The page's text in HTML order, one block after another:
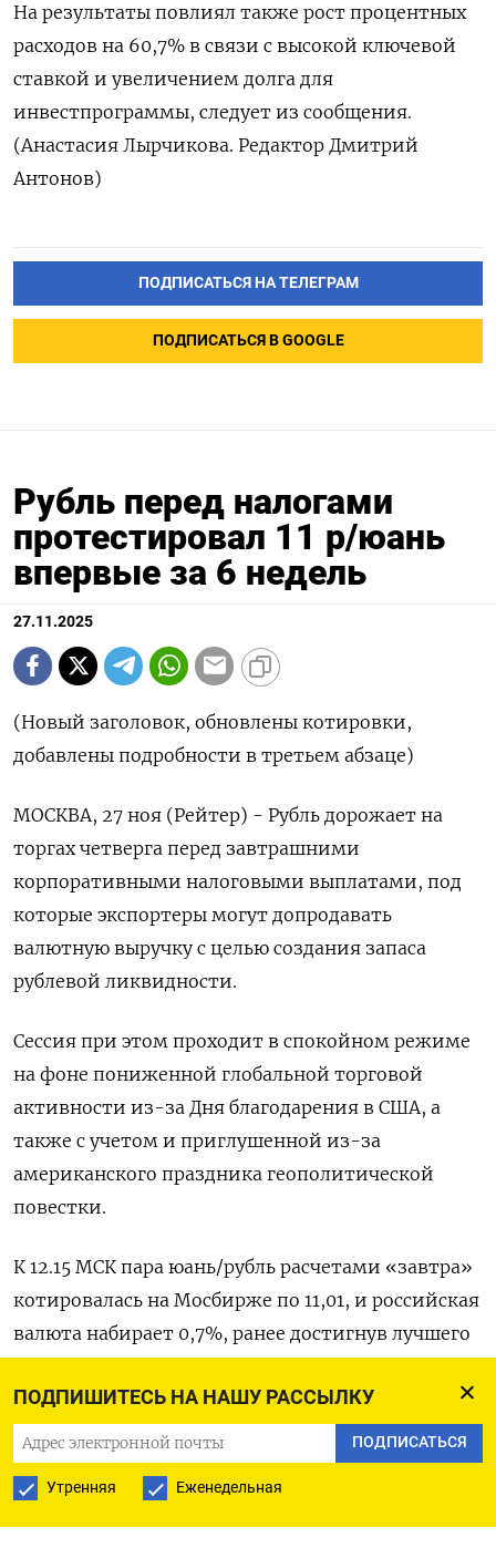
ПОДПИШИТЕСЬ НА НАШУ РАССЫЛКУ
ПОДПИСАТЬСЯ
Утренняя Еженедельная
На результаты повлиял также рост процентных
расходов на 60,7% в связи с высокой ключевой
ставкой и увеличением долга для
инвестпрограммы, следует из сообщения.
(Анастасия Лырчикова. Редактор Дмитрий
Антонов)
ПОДПИСАТЬСЯ НА ТЕЛЕГРАМ
ПОДПИСАТЬСЯ В GOOGLE
Рубль перед налогами
протестировал 11 р/юань
впервые за 6 недель
27.11.2025
(Новый заголовок, обновлены котировки,
добавлены подробности в третьем абзаце)
МОСКВА, 27 ноя (Рейтер) - Рубль дорожает на
торгах четверга перед завтрашними
корпоративными налоговыми выплатами, под
которые экспортеры могут допродавать
валютную выручку с целью создания запаса
рублевой ликвидности.
Сессия при этом проходит в спокойном режиме
на фоне пониженной глобальной торговой
активности из-за Дня благодарения в США, а
также с учетом и приглушенной из-за
американского праздника геополитической
повестки.
К 12.15 МСК пара юань/рубль расчетами «завтра»
котировалась на Мосбирже по 11,01, и российская
валюта набирает 0,7%, ранее достигнув лучшего
На форексе пара доллар/рубль котировалась к
12.15 МСК по 78,20, согласно данным LSEG, и рубль
набирает 0,4%